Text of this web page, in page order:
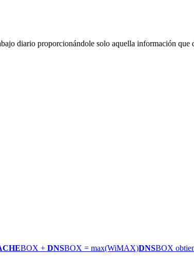
diario proporcionándole solo aquella información que
BOX + DNSBOX = max(WiMAX)DNSBOX